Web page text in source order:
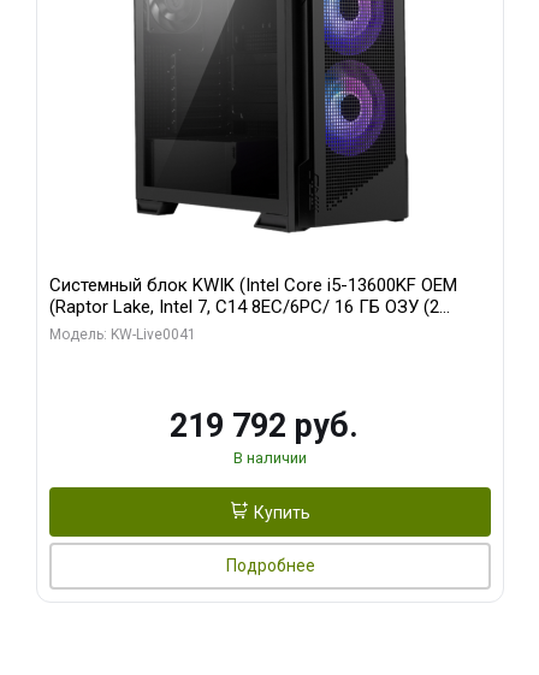
Системный блок KWIK (Intel Core i5-13600KF OEM
(Raptor Lake, Intel 7, C14 8EC/6PC/ 16 ГБ ОЗУ (2
модуля)/ Palit RTX5080 GAMINGPRO OC 16GB GDDR7
Модель: KW-Live0041
219 792 руб.
В наличии
Купить
Подробнее